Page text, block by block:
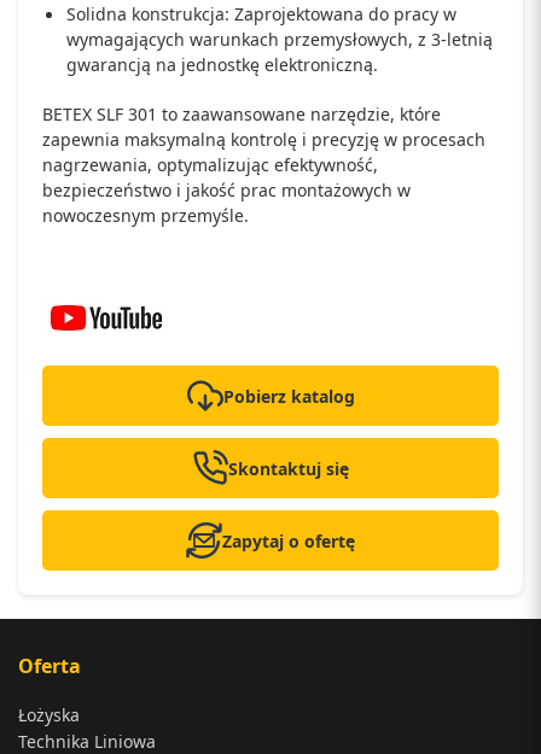
Solidna konstrukcja: Zaprojektowana do pracy w
wymagających warunkach przemysłowych, z 3-letnią
gwarancją na jednostkę elektroniczną.
BETEX SLF 301 to zaawansowane narzędzie, które
zapewnia maksymalną kontrolę i precyzję w procesach
nagrzewania, optymalizując efektywność,
bezpieczeństwo i jakość prac montażowych w
nowoczesnym przemyśle.
Pobierz katalog
Skontaktuj się
Zapytaj o ofertę
Oferta
Łożyska
Technika Liniowa